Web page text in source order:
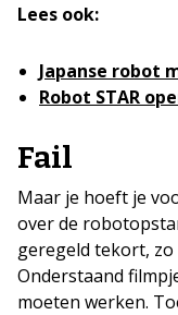
Lees ook:
Japanse robot
Robot STAR
Fail
Maar je hoeft je
over de
geregeld tekort,
Onderstaand
moeten werken.